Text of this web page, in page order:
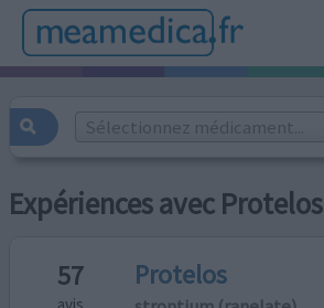
Sélectionnez médicament...
Expériences avec Protelos
57 Protelos